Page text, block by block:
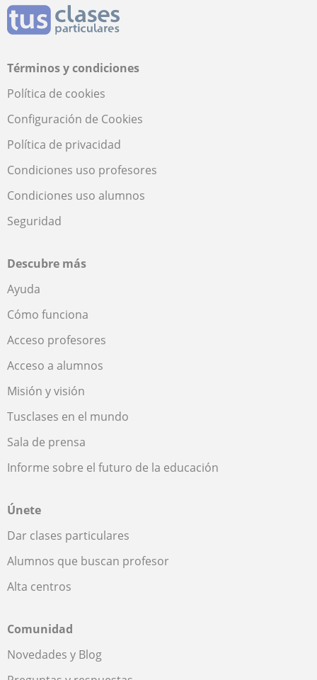
Términos y condiciones
Política de cookies
Configuración de Cookies
Política de privacidad
Condiciones uso profesores
Condiciones uso alumnos
Seguridad
Descubre más
Ayuda
Cómo funciona
Acceso profesores
Acceso a alumnos
Misión y visión
Tusclases en el mundo
Sala de prensa
Informe sobre el futuro de la educación
Únete
Dar clases particulares
Alumnos que buscan profesor
Alta centros
Comunidad
Novedades y Blog